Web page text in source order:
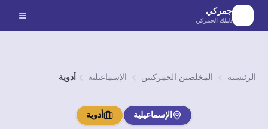
الانتقال إلى المحتوى الرئيسي
جمركي
دليلك الجمركي
الرئيسية المخلصين الجمركيين الإسماعيلية أدوية
الإسماعيلية أدوية